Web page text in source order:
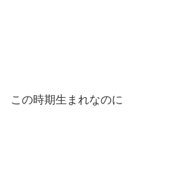
この時期生まれなのに